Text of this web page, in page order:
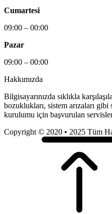
Cumartesi
09:00 – 00:00
Pazar
09:00 – 00:00
Hakkımızda
Bilgisayarınızda sıklıkla
bozuklukları, sistem arızaları
kurulumu için başvurulan
Copyright © 2020 • 2025 Tüm